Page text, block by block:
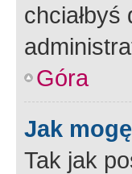
Góra
Jak
Tak jak